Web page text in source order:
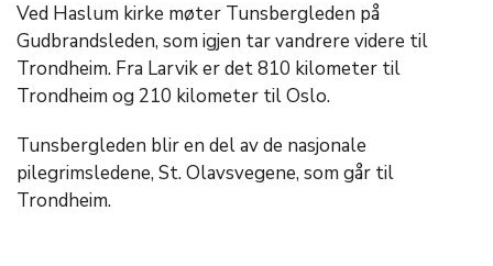
Ved Haslum kirke møter Tunsbergleden på
Gudbrandsleden, som igjen tar vandrere videre til
Trondheim. Fra Larvik er det 810 kilometer til
Trondheim og 210 kilometer til Oslo.
Tunsbergleden blir en del av de nasjonale
pilegrimsledene, St. Olavsvegene, som går til
Trondheim.